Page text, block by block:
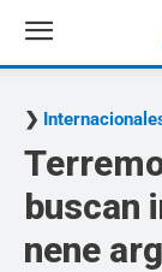
buscan
nene